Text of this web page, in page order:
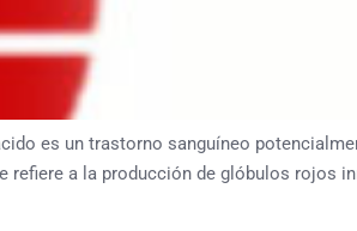
es un trastorno sanguíneo
a la producción de glóbulos rojos